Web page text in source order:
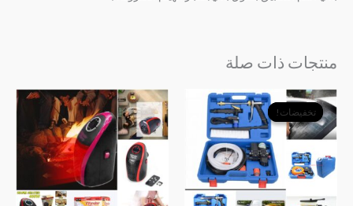
منتجات ذات صلة
تخفيضات!
تخفيضات!
السعر
الأصلي
هو:
﷼20,000.
السعر
الحالي
هو:
﷼19,000.